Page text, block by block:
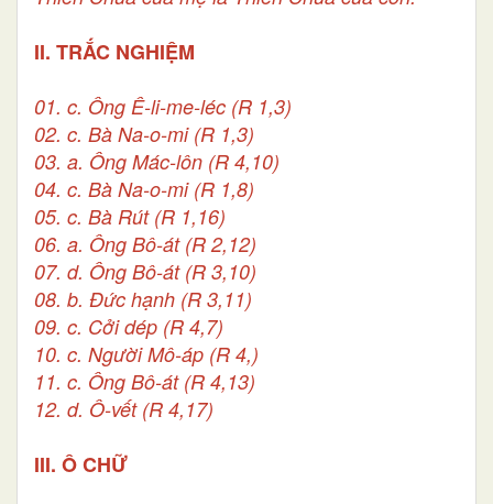
II. TRẮC NGHIỆM
01. c. Ông Ê-li-me-léc (R 1,3)
02. c. Bà Na-o-mi (R 1,3)
03. a. Ông Mác-lôn (R 4,10)
04. c. Bà Na-o-mi (R 1,8)
05. c. Bà Rút (R 1,16)
06. a. Ông Bô-át (R 2,12)
07. d. Ông Bô-át (R 3,10)
08. b. Đức hạnh (R 3,11)
09. c. Cởi dép (R 4,7)
10. c. Người Mô-áp (R 4,)
11. c. Ông Bô-át (R 4,13)
12. d. Ô-vết (R 4,17)
III. Ô CHỮ